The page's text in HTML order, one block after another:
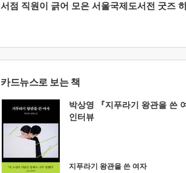
서점 직원이 긁어 모은 서울국제도서전 굿즈
카드뉴스로 보는 책
박상영 『지푸라기 왕관을 쓴
인터뷰
지푸라기 왕관을 쓴 여자